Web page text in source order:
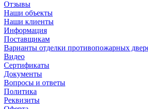
Отзывы
Наши объекты
Наши клиенты
Информация
Поставщикам
Варианты отделки противопожарных
Видео
Сертификаты
Документы
Вопросы и ответы
Политика
Реквизиты